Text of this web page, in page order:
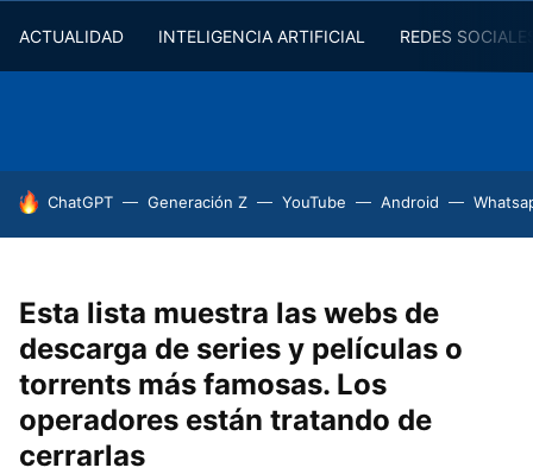
ACTUALIDAD INTELIGENCIA ARTIFICIAL REDES
HOY SE HABLA DE
ChatGPT Generación Z YouTube Android
Esta lista muestra las webs de
descarga de series y películas o
torrents más famosas. Los
operadores están tratando de
cerrarlas